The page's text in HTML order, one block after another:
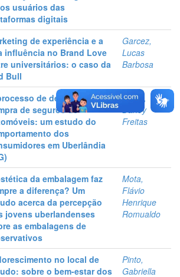
usuários das
digitais
de experiência e a
influência no Brand Love
universitários: o caso da
Bull
Garcez,
Lucas
Barbosa
de decisão de
de seguros de
um estudo do
dos
em Uberlândia
Costa,
Darley
Freitas
da embalagem faz
a diferença? Um
acerca da percepção
jovens uberlandenses
as embalagens de
Mota,
Flávio
Henrique
Romualdo
no local de
sobre o bem-estar dos
Pinto,
Gabriella